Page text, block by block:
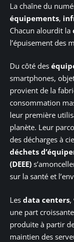
La chaîne du
équipements,
Chacun alourdit la
l’épuisement des
Du côté des
smartphones,
provient de la
consommation
leur première
planète. Leur
des décharges à
déchets
(DEEE)
sur la santé et
Les data centers,
une part
produite à partir
maintien des